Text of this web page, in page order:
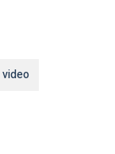
video